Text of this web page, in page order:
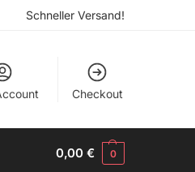
Schneller Versand!
Checkout
0,00€ 0